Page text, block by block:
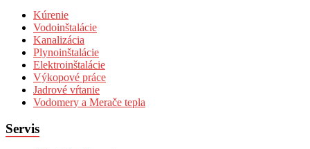
Kúrenie
Vodoinštalácie
Kanalizácia
Plynoinštalácie
Elektroinštalácie
Výkopové práce
Jadrové vŕtanie
Vodomery a Merače tepla
Servis